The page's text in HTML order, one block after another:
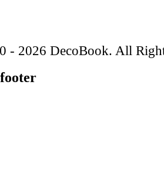
- 2026 DecoBook. All